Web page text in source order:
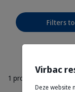
Filters
1 product
Virbac
Deze website